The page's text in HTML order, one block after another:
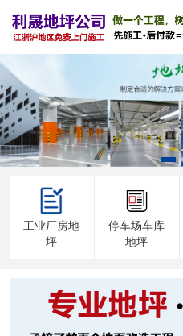
工业厂房地
坪
停车场车库
地坪